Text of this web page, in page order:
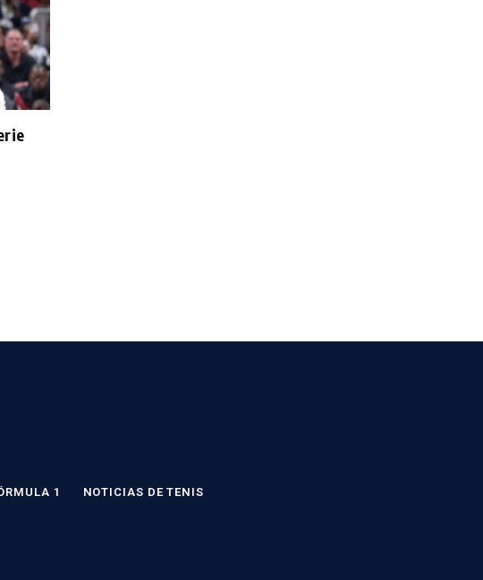
1 NOTICIAS DE TENIS